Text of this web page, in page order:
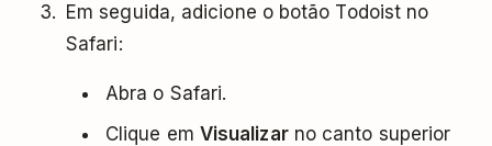
Em seguida, adicione o botão Todoist no
Safari:
Abra o Safari.
Clique em Visualizarno canto superior